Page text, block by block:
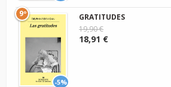
-5%
9º
GRATITUDES
19,90 €
18,91 €